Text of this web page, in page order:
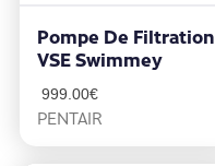
Pompe De Filtration
VSE Swimmey
999.00€
PENTAIR